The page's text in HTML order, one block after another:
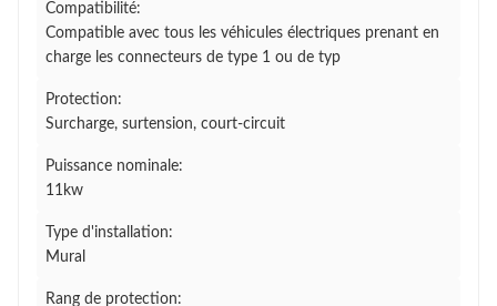
Compatibilité:
Compatible avec tous les véhicules électriques prenant en
charge les connecteurs de type 1 ou de typ
Protection:
Surcharge, surtension, court-circuit
Puissance nominale:
11kw
Type d'installation:
Mural
Rang de protection: